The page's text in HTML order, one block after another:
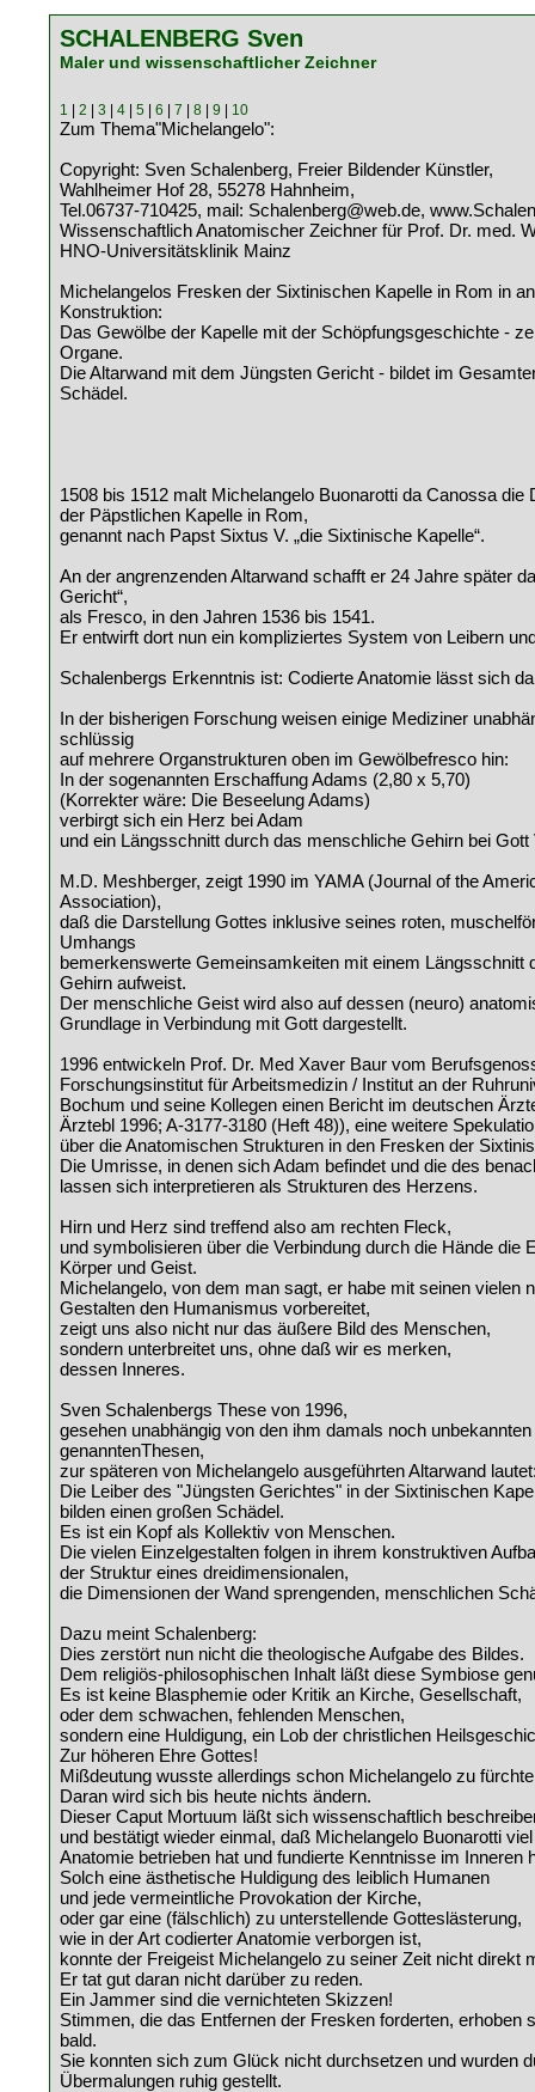
SCHALENBERG Sven
Maler und wissenschaftlicher Zeichner
1 2 3 4 5 6 7 8 9 10
Zum Thema"Michelangelo":
Copyright: Sven Schalenberg, Freier Bildender Künstler,
Wahlheimer Hof 28, 55278 Hahnheim,
Tel.06737-710425, mail: Schalenberg@web.de,
Wissenschaftlich Anatomischer Zeichner für Prof. Dr. med.
HNO-Universitätsklinik Mainz
Michelangelos Fresken der Sixtinischen Kapelle in Rom in
Konstruktion:
Das Gewölbe der Kapelle mit der Schöpfungsgeschichte -
Organe.
Die Altarwand mit dem Jüngsten Gericht - bildet im
Schädel.
1508 bis 1512 malt Michelangelo Buonarotti da Canossa die
der Päpstlichen Kapelle in Rom,
genannt nach Papst Sixtus V. „die Sixtinische Kapelle“.
An der angrenzenden Altarwand schafft er 24 Jahre später
Gericht“,
als Fresco, in den Jahren 1536 bis 1541.
Er entwirft dort nun ein kompliziertes System von Leibern
Schalenbergs Erkenntnis ist: Codierte Anatomie lässt sich
In der bisherigen Forschung weisen einige Mediziner
schlüssig
auf mehrere Organstrukturen oben im Gewölbefresco hin:
In der sogenannten Erschaffung Adams (2,80 x 5,70)
(Korrekter wäre: Die Beseelung Adams)
verbirgt sich ein Herz bei Adam
und ein Längsschnitt durch das menschliche Gehirn bei Gott
M.D. Meshberger, zeigt 1990 im YAMA (Journal of the
Association),
daß die Darstellung Gottes inklusive seines roten,
Umhangs
bemerkenswerte Gemeinsamkeiten mit einem Längsschnitt
Gehirn aufweist.
Der menschliche Geist wird also auf dessen (neuro)
Grundlage in Verbindung mit Gott dargestellt.
1996 entwickeln Prof. Dr. Med Xaver Baur vom
Forschungsinstitut für Arbeitsmedizin / Institut an der
Bochum und seine Kollegen einen Bericht im deutschen
Ärztebl 1996; A-3177-3180 (Heft 48)), eine weitere
über die Anatomischen Strukturen in den Fresken der
Die Umrisse, in denen sich Adam befindet und die des
lassen sich interpretieren als Strukturen des Herzens.
Hirn und Herz sind treffend also am rechten Fleck,
und symbolisieren über die Verbindung durch die Hände die
Körper und Geist.
Michelangelo, von dem man sagt, er habe mit seinen vielen
Gestalten den Humanismus vorbereitet,
zeigt uns also nicht nur das äußere Bild des Menschen,
sondern unterbreitet uns, ohne daß wir es merken,
dessen Inneres.
Sven Schalenbergs These von 1996,
gesehen unabhängig von den ihm damals noch unbekannten
genanntenThesen,
zur späteren von Michelangelo ausgeführten Altarwand
Die Leiber des "Jüngsten Gerichtes" in der Sixtinischen
bilden einen großen Schädel.
Es ist ein Kopf als Kollektiv von Menschen.
Die vielen Einzelgestalten folgen in ihrem konstruktiven
der Struktur eines dreidimensionalen,
die Dimensionen der Wand sprengenden, menschlichen
Dazu meint Schalenberg:
Dies zerstört nun nicht die theologische Aufgabe des Bildes.
Dem religiös-philosophischen Inhalt läßt diese Symbiose
Es ist keine Blasphemie oder Kritik an Kirche, Gesellschaft,
oder dem schwachen, fehlenden Menschen,
sondern eine Huldigung, ein Lob der christlichen
Zur höheren Ehre Gottes!
Mißdeutung wusste allerdings schon Michelangelo zu
Daran wird sich bis heute nichts ändern.
Dieser Caput Mortuum läßt sich wissenschaftlich
und bestätigt wieder einmal, daß Michelangelo Buonarotti
Anatomie betrieben hat und fundierte Kenntnisse im Inneren
Solch eine ästhetische Huldigung des leiblich Humanen
und jede vermeintliche Provokation der Kirche,
oder gar eine (fälschlich) zu unterstellende Gotteslästerung,
wie in der Art codierter Anatomie verborgen ist,
konnte der Freigeist Michelangelo zu seiner Zeit nicht direkt
Er tat gut daran nicht darüber zu reden.
Ein Jammer sind die vernichteten Skizzen!
Stimmen, die das Entfernen der Fresken forderten, erhoben
bald.
Sie konnten sich zum Glück nicht durchsetzen und wurden
Übermalungen ruhig gestellt.